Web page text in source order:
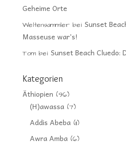
Geheime Orte
Weltensammlerbei Sunset
Masseuse war’s!
Tombei Sunset Beach Cluedo:
Kategorien
Äthiopien (96)
(H)awassa(7)
Addis Abeba(11)
Awra Amba(6)